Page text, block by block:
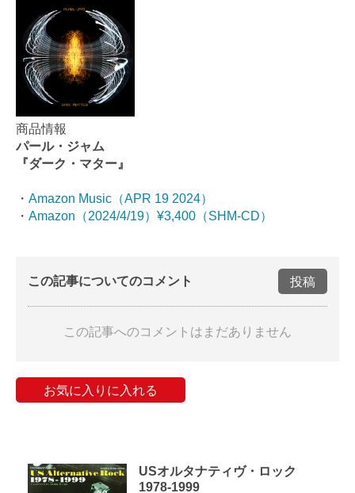
商品情報
パール・ジャム
『ダーク・マター』
・ Amazon Music（APR 19 2024）
・ Amazon（2024/4/19）¥3,400（SHM-CD）
この記事についてのコメント 投稿
この記事へのコメントはまだありません
お気に入りに入れる
USオルタナティヴ・ロック
1978-1999